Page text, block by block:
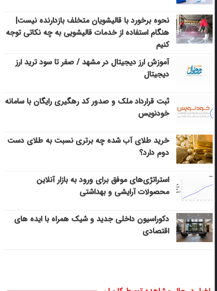
نحوه برخورد با قالیشویان متخلف بازدارنده نیست|
هنگام استفاده از خدمات قالیشویی به چه نکاتی توجه
کنیم
آموزش ارز دیجیتال در مشهد / صفر تا سود ترید ارز
دیجیتال
ثبت قرارداد ملک و صدور کد رهگیری رایگان با سامانه
خودنویس
خرید طلای آب شده چه برتری نسبت به طلای دست
دوم دارد؟
استراتژی‌های موفق برای ورود به بازار آنلاین
محصولات آرایشی و بهداشتی
دکوراسیون داخلی جدید و شیک همراه با ایده های
اقتصادی